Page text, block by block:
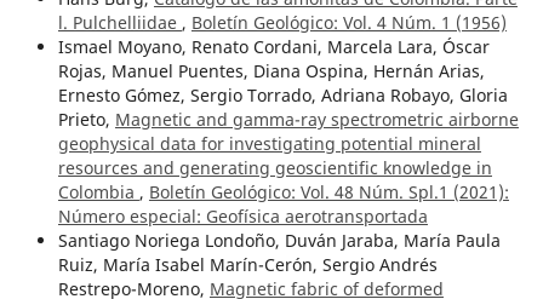
l. Pulchelliidae , Boletín Geológico: Vol. 4 Núm. 1 (1956)
Ismael Moyano, Renato Cordani, Marcela Lara, Óscar
Rojas, Manuel Puentes, Diana Ospina, Hernán Arias,
Ernesto Gómez, Sergio Torrado, Adriana Robayo, Gloria
Prieto, Magnetic and gamma-ray spectrometric airborne
geophysical data for investigating potential mineral
resources and generating geoscientific knowledge in
Colombia , Boletín Geológico: Vol. 48 Núm. Spl.1 (2021):
Número especial: Geofísica aerotransportada
Santiago Noriega Londoño, Duván Jaraba, María Paula
Ruiz, María Isabel Marín-Cerón, Sergio Andrés
Restrepo-Moreno, Magnetic fabric of deformed